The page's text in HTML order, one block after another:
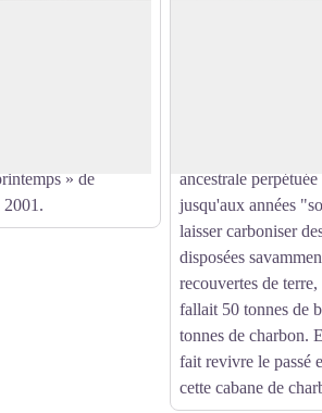
» de
ancestrale
jusqu'aux années
laisser carboniser
disposées
recouvertes de
fallait 50 tonnes de
tonnes de charbon.
fait revivre le passé
cette cabane de